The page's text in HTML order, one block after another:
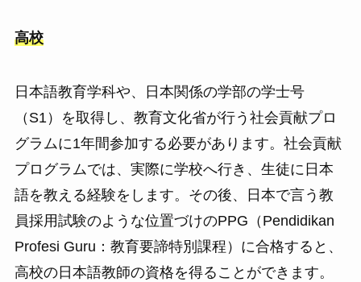
高校
日本語教育学科や、日本関係の学部の学士号
（S1）を取得し、教育文化省が行う社会貢献プロ
グラムに1年間参加する必要があります。社会貢献
プログラムでは、実際に学校へ行き、生徒に日本
語を教える経験をします。その後、日本で言う教
員採用試験のような位置づけのPPG（Pendidikan
Profesi Guru：教育要諦特別課程）に合格すると、
高校の日本語教師の資格を得ることができます。